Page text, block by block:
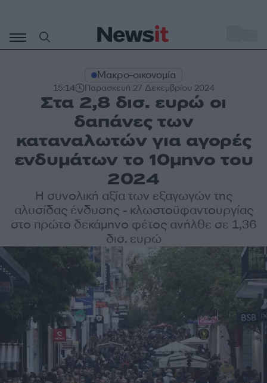
περιεχόμενο
Μακρο-οικονομία
15:14 Παρασκευή 27 Δεκεμβρίου 2024
Στα 2,8 δισ. ευρώ οι
δαπάνες των
καταναλωτών για αγορές
ενδυμάτων το 10μηνο του
2024
Η συνολική αξία των εξαγωγών της
αλυσίδας ένδυσης - κλωστοϋφαντουργίας
στο πρώτο δεκάμηνο φέτος ανήλθε σε 1,36
δισ. ευρώ